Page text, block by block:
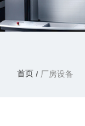
首页 / 厂房设备